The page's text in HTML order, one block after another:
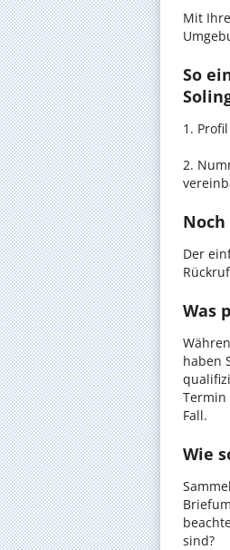
Mit
So
1.
2.
Der
Was
haben
Termin
Fall.
Wie
sind?